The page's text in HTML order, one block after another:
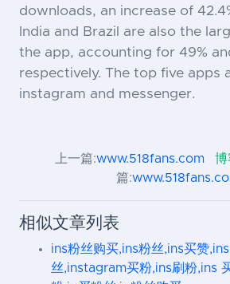
downloads, an increase of
India and Brazil are also the
the app, accounting for 49%
respectively. The top five apps
instagram and messenger.
上一篇:www.518fans.com 博
篇:
相似文章列表
ins粉丝购买,ins粉丝,ins买赞
丝,instagram买粉,ins刷粉,ins